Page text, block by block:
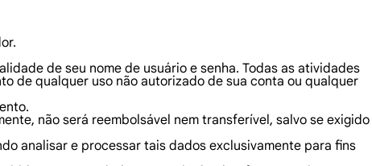
de seu nome de usuário e senha. Todas as atividades
de qualquer uso não autorizado de sua conta ou qualquer
não será reembolsável nem transferível, salvo se exigido
analisar e processar tais dados exclusivamente para fins